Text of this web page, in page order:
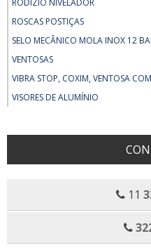
ROSCAS POSTIÇAS
SELO MECÂNICO MOLA INOX 12
VENTOSAS
VIBRA STOP, COXIM, VENTOSA
VISORES DE ALUMÍNIO
11